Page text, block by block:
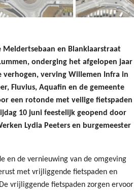
en Blanklaarstraat
onderging het afgelopen jaar
verhogen, verving Willemen Infra in
Fluvius, Aquafin en de gemeente
een rotonde met veilige fietspaden
10 juni feestelijk geopend door
Lydia Peeters en burgemeester
en de vernieuwing van de omgeving
met vrijliggende fietspaden en
vrijliggende fietspaden zorgen ervoor